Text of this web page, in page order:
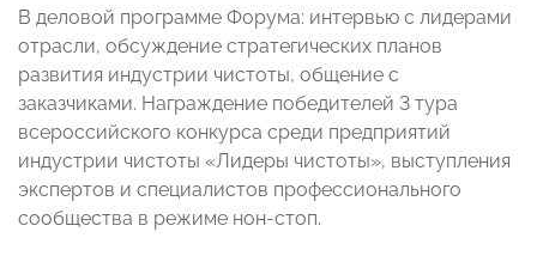
В деловой программе Форума: интервью с лидерами
отрасли, обсуждение стратегических планов
развития индустрии чистоты, общение с
заказчиками. Награждение победителей 3 тура
всероссийского конкурса среди предприятий
индустрии чистоты «Лидеры чистоты», выступления
экспертов и специалистов профессионального
сообщества в режиме нон-стоп.